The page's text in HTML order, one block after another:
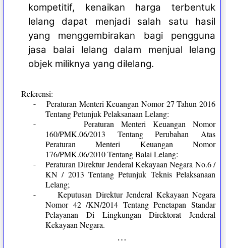
kompetitif, kenaikan harga terbentuk
lelang dapat menjadi salah satu hasil
yang menggembirakan bagi pengguna
jasa balai lelang dalam menjual lelang
objek miliknya yang dilelang.
Referensi:
-
Peraturan Menteri Keuangan Nomor 27 Tahun 2016
Tentang Petunjuk Pelaksanaan Lelang:
-
Peraturan Menteri Keuangan Nomor
160/PMK.06/2013 Tentang Perubahan Atas
Peraturan Menteri Keuangan Nomor
176/PMK.06/2010 Tentang Balai Lelang:
-
Peraturan Direktur Jenderal Kekayaan Negara No.6 /
KN / 2013 Tentang Petunjuk Teknis Pelaksanaan
Lelang;
-
Keputusan Direktur Jenderal Kekayaan Negara
Nomor 42 /KN/2014 Tentang Penetapan Standar
Pelayanan Di Lingkungan Direktorat Jenderal
Kekayaan Negara.
…